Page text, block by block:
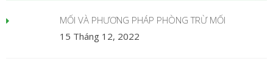
MỐI VÀ PHƯƠNG PHÁP PHÒNG TRỪ MỐI
15 Tháng 12, 2022